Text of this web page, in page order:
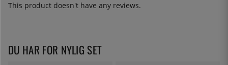
This product doesn't have any reviews.
DU HAR FOR NYLIG SET